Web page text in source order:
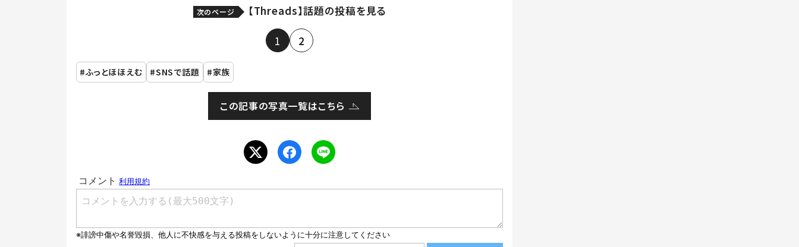
次のページ 【Threads】話題の投稿を見る
1 2
ふっとほほえむ SNSで話題 家族
この記事の写真一覧はこちら